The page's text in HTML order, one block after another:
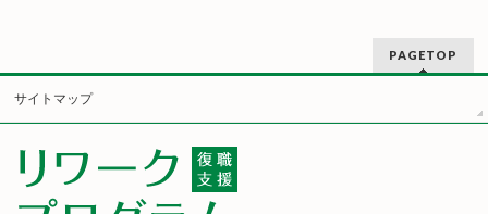
PAGETOP
サイトマップ